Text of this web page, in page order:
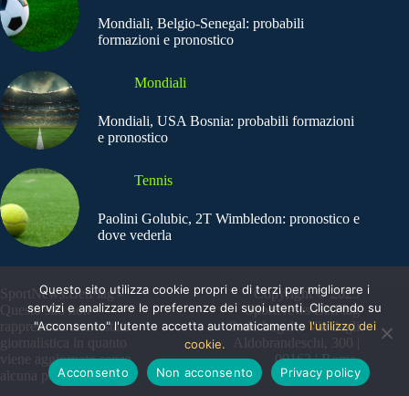
Mondiali, Belgio-Senegal: probabili
formazioni e pronostico
Mondiali
Mondiali, USA Bosnia: probabili formazioni
e pronostico
Tennis
Paolini Golubic, 2T Wimbledon: pronostico e
dove vederla
SportNews.BetFlag -
Questo sito non
rappresenta una testata
giornalistica in quanto
viene aggiornato senza
alcuna periodicità
Copyright © 2025
SportNews BetFlag
Sede Legale: Via degli
Aldobrandeschi, 300 |
00163 | Roma
Questo sito utilizza cookie propri e di terzi per migliorare i
servizi e analizzare le preferenze dei suoi utenti. Cliccando su
"Acconsento" l'utente accetta automaticamente l'utilizzo dei
cookie.
Acconsento
Non acconsento Privacy policy